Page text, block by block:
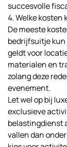
succesvolle
4. Welke kosten
De meeste
bedrijfsuitje kun
geldt voor
materialen en
zolang deze
evenement.
Let wel op bij
exclusieve
belastingdienst
vallen dan